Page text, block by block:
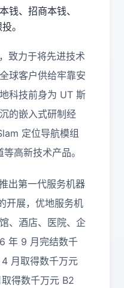
钱、招商本钱、
。
致力于将先进技术
球客户供给牢靠安
科技前身为 UT 斯
的嵌入式研制经
定位导航模组
高新技术产品。
出第一代服务机器
开展，优地服务机
、酒店、医院、企
年 9 月完结数千
月取得数千万元
得数千万元 B2